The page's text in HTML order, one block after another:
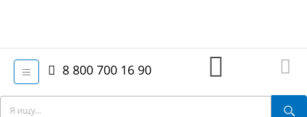
8 800 700 16 90